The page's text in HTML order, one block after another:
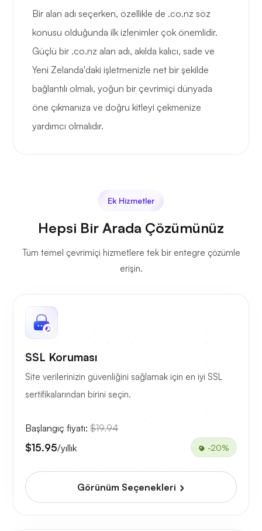
Bir alan adı seçerken, özellikle de .co.nz söz
konusu olduğunda ilk izlenimler çok önemlidir.
Güçlü bir .co.nz alan adı, akılda kalıcı, sade ve
Yeni Zelanda'daki işletmenizle net bir şekilde
bağlantılı olmalı, yoğun bir çevrimiçi dünyada
öne çıkmanıza ve doğru kitleyi çekmenize
yardımcı olmalıdır.
Ek Hizmetler
Hepsi Bir Arada Çözümünüz
Tüm temel çevrimiçi hizmetlere tek bir entegre çözümle
erişin.
SSL Koruması
Site verilerinizin güvenliğini sağlamak için en iyi SSL
sertifikalarından birini seçin.
Başlangıç fiyatı: $19.94
$15.95/yıllık -20%
Görünüm Seçenekleri